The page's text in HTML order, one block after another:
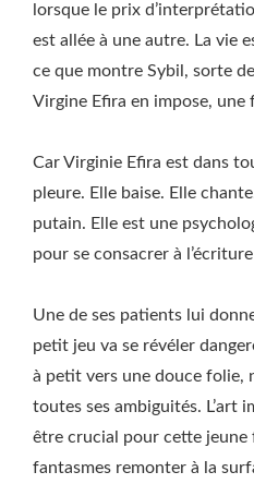
lorsque le prix
est allée à une autre. La vie
ce que montre Sybil, sorte
Virgine Efira en impose, une
Car Virginie Efira est dans
pleure. Elle baise. Elle
putain. Elle est une
pour se consacrer à
Une de ses patients lui
petit jeu va se révéler
à petit vers une douce folie,
toutes ses ambiguités. L’art
être crucial pour cette jeune
fantasmes remonter à la